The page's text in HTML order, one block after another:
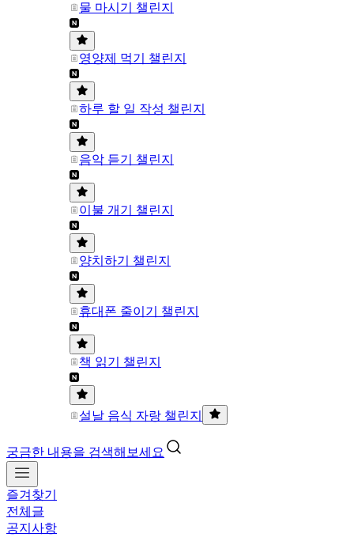
물 마시기 챌린지
영양제 먹기 챌린지
하루 할 일 작성 챌린지
음악 듣기 챌린지
이불 개기 챌린지
양치하기 챌린지
휴대폰 줄이기 챌린지
책 읽기 챌린지
설날 음식 자랑 챌린지
궁금한 내용을 검색해보세요
즐겨찾기
전체글
공지사항